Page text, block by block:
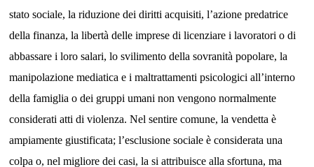
stato sociale, la riduzione dei diritti acquisiti, l’azione predatrice
della finanza, la libertà delle imprese di licenziare i lavoratori o di
abbassare i loro salari, lo svilimento della sovranità popolare, la
manipolazione mediatica e i maltrattamenti psicologici all’interno
della famiglia o dei gruppi umani non vengono normalmente
considerati atti di violenza. Nel sentire comune, la vendetta è
ampiamente giustificata; l’esclusione sociale è considerata una
colpa o, nel migliore dei casi, la si attribuisce alla sfortuna, ma